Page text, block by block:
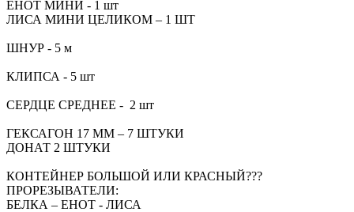
ЕНОТ МИНИ - 1 шт
ЛИСА МИНИ ЦЕЛИКОМ – 1 ШТ
ШНУР - 5 м
КЛИПСА - 5 шт
СЕРДЦЕ СРЕДНЕЕ - 2 шт
ГЕКСАГОН 17 ММ – 7 ШТУКИ
ДОНАТ 2 ШТУКИ
КОНТЕЙНЕР БОЛЬШОЙ ИЛИ КРАСНЫЙ???
ПРОРЕЗЫВАТЕЛИ:
БЕЛКА – ЕНОТ - ЛИСА